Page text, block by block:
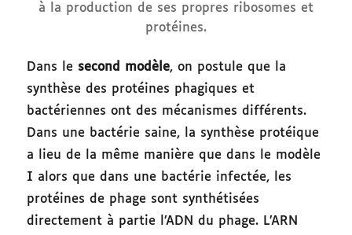
à la production de ses propres ribosomes et
protéines.
Dans le second modèle, on postule que la
synthèse des protéines phagiques et
bactériennes ont des mécanismes différents.
Dans une bactérie saine, la synthèse protéique
a lieu de la même manière que dans le modèle
I alors que dans une bactérie infectée, les
protéines de phage sont synthétisées
directement à partie l’ADN du phage. L’ARN